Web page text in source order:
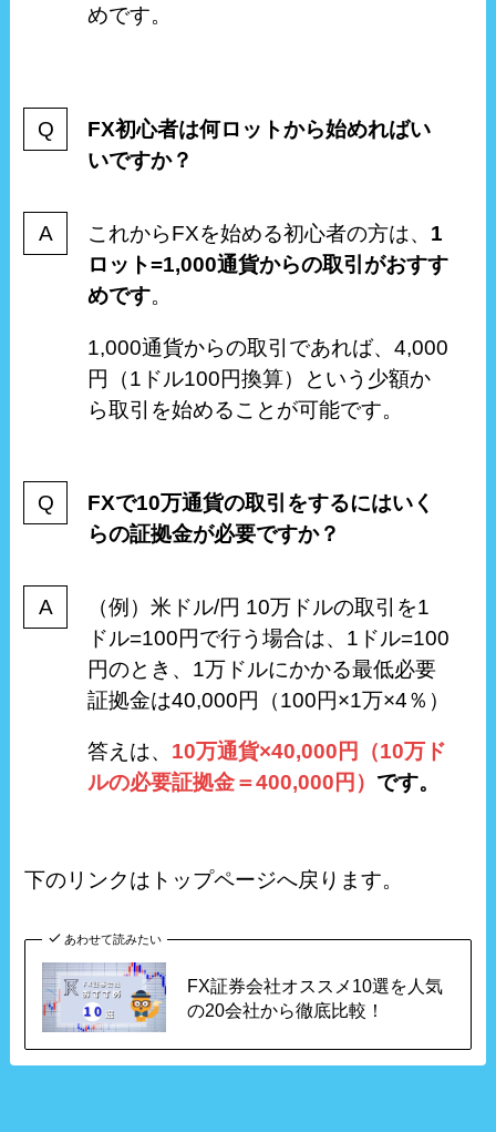
めです。
FX初心者は何ロットから始めればい
いですか？
これからFXを始める初心者の方は、 1
ロット=1,000通貨からの取引がおすす
めです。
1,000通貨からの取引であれば、4,000
円（1ドル100円換算）という少額か
ら取引を始めることが可能です。
FXで10万通貨の取引をするにはいく
らの証拠金が必要ですか？
（例）米ドル/円 10万ドルの取引を1
ドル=100円で行う場合は、1ドル=100
円のとき、1万ドルにかかる最低必要
証拠金は40,000円（100円×1万×4％）
答えは、 10万通貨×40,000円（10万ド
ルの必要証拠金＝400,000円） です。
下のリンクはトップページへ戻ります。
あわせて読みたい
FX証券会社オススメ10選を人気
の20会社から徹底比較！